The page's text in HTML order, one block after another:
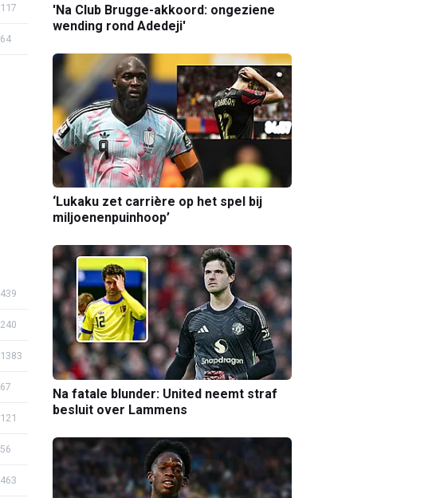
117
64
439
240
1383
67
121
56
463
'Na Club Brugge-akkoord: ongeziene
wending rond Adedeji'
‘Lukaku zet carrière op het spel bij
miljoenenpuinhoop’
Na fatale blunder: United neemt straf
besluit over Lammens